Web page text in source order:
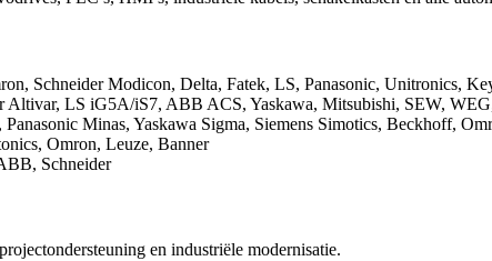
Schneider Modicon, Delta, Fatek, LS, Panasonic, Unitronics,
Altivar, LS iG5A/iS7, ABB ACS, Yaskawa, Mitsubishi, SEW,
Minas, Yaskawa Sigma, Siemens Simotics, Beckhoff,
Omron, Leuze, Banner
Schneider
en industriële modernisatie.